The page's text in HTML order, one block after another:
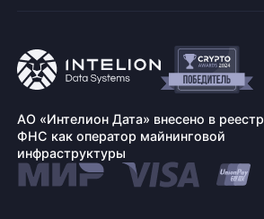
АО «Интелион Дата» внесено в реестр
ФНС как оператор майнинговой
инфраструктуры